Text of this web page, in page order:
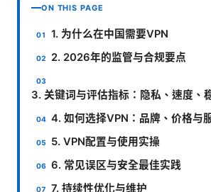
ON THIS PAGE
1. 为什么在中国需要VPN
2. 2026年的监管与合规要点
3. 关键词与评估指标：隐私、速度、
4. 如何选择VPN：品牌、价格与
5. VPN配置与使用实操
6. 常见误区与安全最佳实践
7. 持续性优化与维护